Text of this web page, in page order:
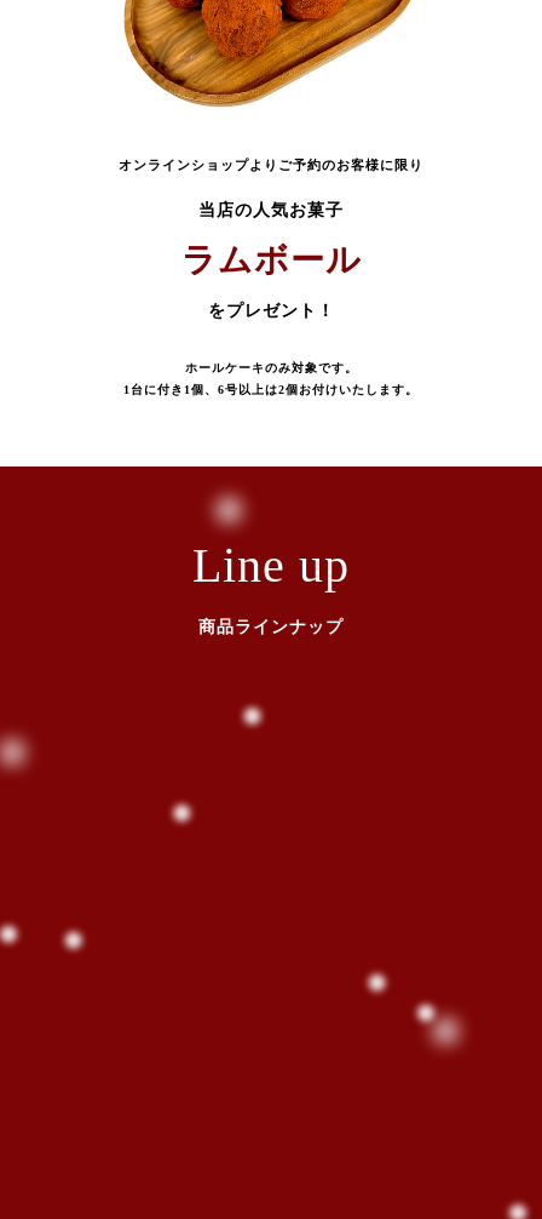
オンラインショップよりご予約のお客様に限り
当店の人気お菓子
ラムボール
をプレゼント！
ホールケーキのみ対象です。
1台に付き1個、6号以上は2個お付けいたします。
Line up
商品ラインナップ